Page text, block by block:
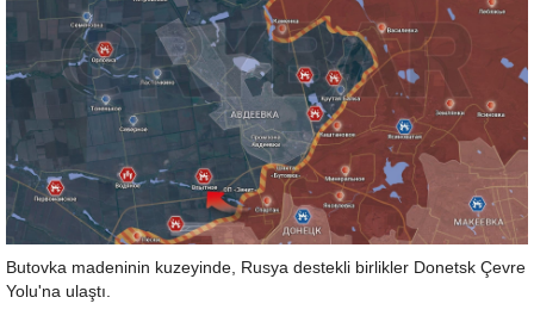
Butovka madeninin kuzeyinde, Rusya destekli birlikler Donetsk Çevre
Yolu'na ulaştı.